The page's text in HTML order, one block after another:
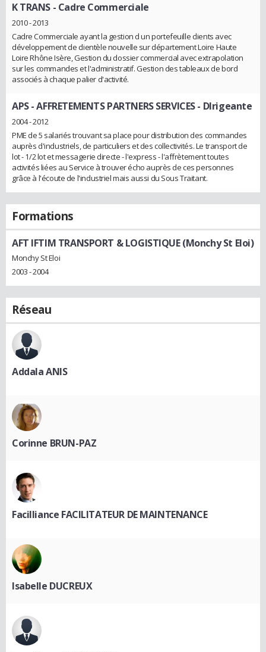
K TRANS - Cadre Commerciale
2010 - 2013
Cadre Commerciale ayant la gestion d un portefeuille clients avec
développement de clientèle nouvelle sur département Loire Haute
Loire Rhône Isère, Gestion du dossier commercial avec extrapolation
sur les commandes et l'administratif. Gestion des tableaux de bord
associés à chaque palier d'activité.
APS - AFFRETEMENTS PARTNERS SERVICES- DIrigeante
2004 - 2012
PME de 5 salariés trouvant sa place pour distribution des commandes
auprès d'industriels, de particuliers et des collectivités. Le transport de
lot - 1/2 lot et messagerie directe - l'express - l'affrètement toutes
activités liées au Service à trouver écho auprès de ces personnes
grâce à l'écoute de l'industriel mais aussi du Sous Traitant.
Formations
AFT IFTIM TRANSPORT & LOGISTIQUE (Monchy St Eloi)
Monchy St Eloi
2003 - 2004
Réseau
Addala ANIS
Corinne BRUN-PAZ
Facilliance FACILITATEUR DE MAINTENANCE
Isabelle DUCREUX